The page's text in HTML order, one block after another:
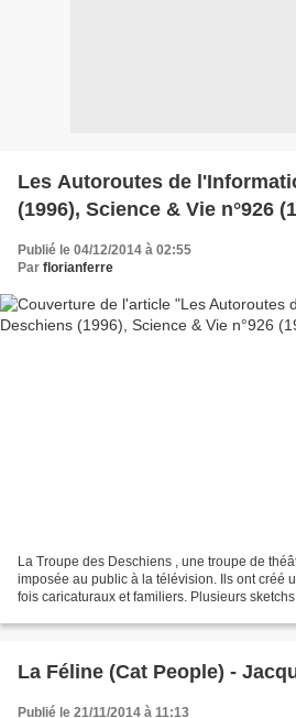
Les Autoroutes de
(1996), Science & Vie n°926
Publié le 04/12/2014 à 02:55
Par florianferre
La Troupe des Deschiens , une troupe de
imposée au public à la télévision. Ils ont créé
fois caricaturaux et familiers. Plusieurs
La Féline (Cat People) -
Publié le 21/11/2014 à 11:13